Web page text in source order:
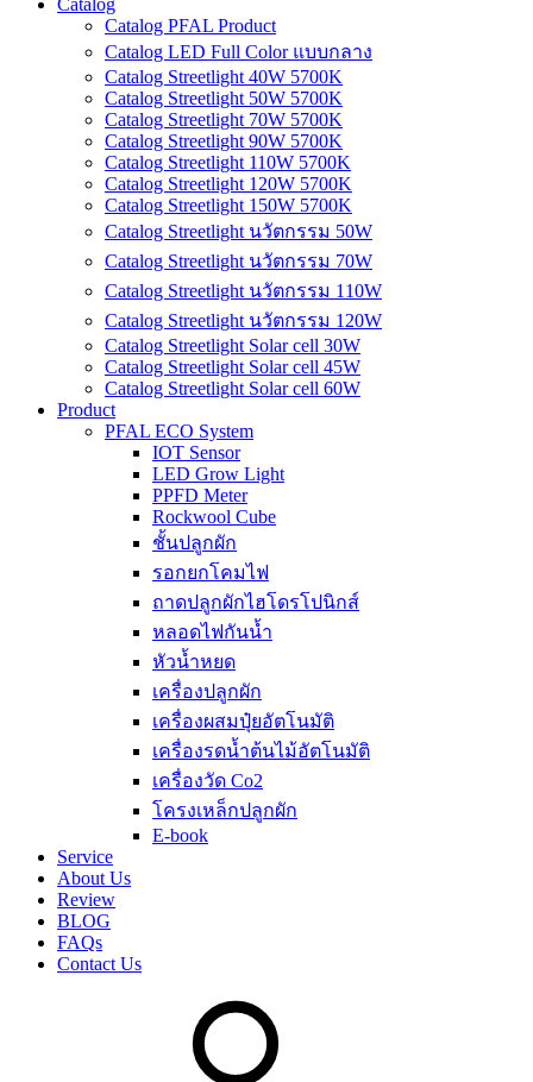
Catalog
Catalog PFAL Product
Catalog LED Full Color แบบกลาง
Catalog Streetlight 40W 5700K
Catalog Streetlight 50W 5700K
Catalog Streetlight 70W 5700K
Catalog Streetlight 90W 5700K
Catalog Streetlight 110W 5700K
Catalog Streetlight 120W 5700K
Catalog Streetlight 150W 5700K
Catalog Streetlight นวัตกรรม 50W
Catalog Streetlight นวัตกรรม 70W
Catalog Streetlight นวัตกรรม 110W
Catalog Streetlight นวัตกรรม 120W
Catalog Streetlight Solar cell 30W
Catalog Streetlight Solar cell 45W
Catalog Streetlight Solar cell 60W
Product
PFAL ECO System
IOT Sensor
LED Grow Light
PPFD Meter
Rockwool Cube
ชั้นปลูกผัก
รอกยกโคมไฟ
ถาดปลูกผักไฮโดรโปนิกส์
หลอดไฟกันน้ำ
หัวน้ำหยด
เครื่องปลูกผัก
เครื่องผสมปุ๋ยอัตโนมัติ
เครื่องรดน้ำต้นไม้อัตโนมัติ
เครื่องวัด Co2
โครงเหล็กปลูกผัก
E-book
Service
About Us
Review
BLOG
FAQs
Contact Us